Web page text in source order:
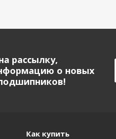
рассылку,
о новых
Как купить